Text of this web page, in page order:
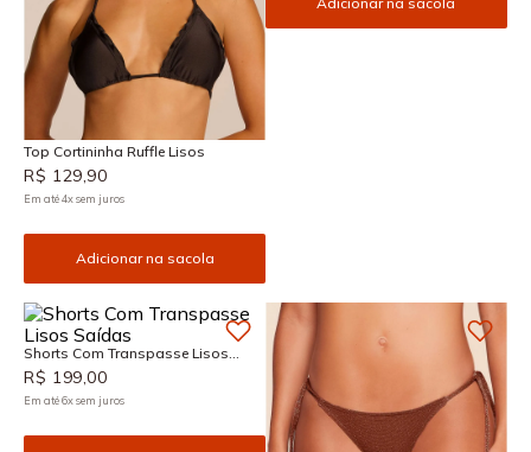
Top Cortininha Ruffle Lisos
R$ 129,90
Em até4xsem juros
Adicionar na sacola
Shorts Com Transpasse Lisos
Saídas
R$ 199,00
Em até6xsem juros